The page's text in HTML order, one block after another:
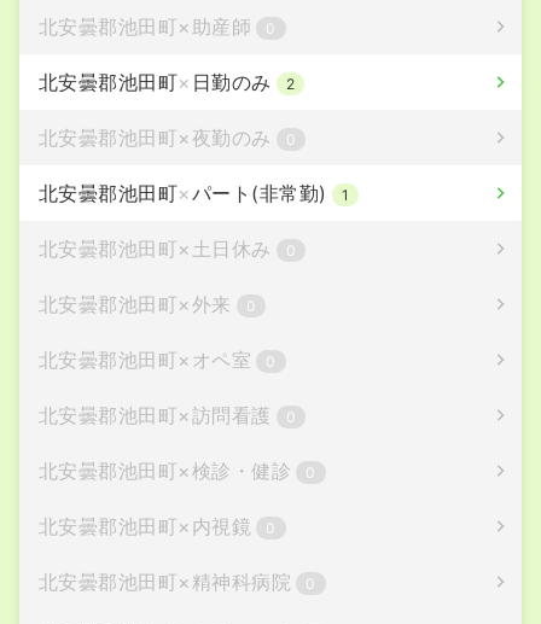
北安曇郡池田町×助産師 0
北安曇郡池田町× 日勤のみ 2
北安曇郡池田町× 夜勤のみ 0
北安曇郡池田町×パート(非常勤) 1
北安曇郡池田町× 土日休み 0
北安曇郡池田町×外来 0
北安曇郡池田町× オペ室 0
北安曇郡池田町×訪問看護 0
北安曇郡池田町×検診・健診 0
北安曇郡池田町× 内視鏡 0
北安曇郡池田町×精神科病院 0